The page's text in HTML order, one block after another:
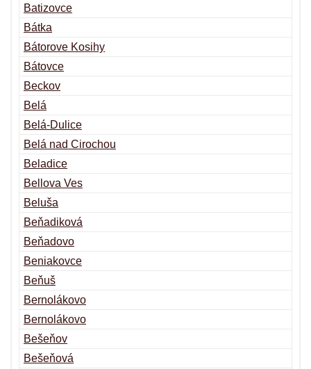
Batizovce
Bátka
Bátorove Kosihy
Bátovce
Beckov
Belá
Belá-Dulice
Belá nad Cirochou
Beladice
Bellova Ves
Beluša
Beňadiková
Beňadovo
Beniakovce
Beňuš
Bernolákovo
Bernolákovo
Bešeňov
Bešeňová